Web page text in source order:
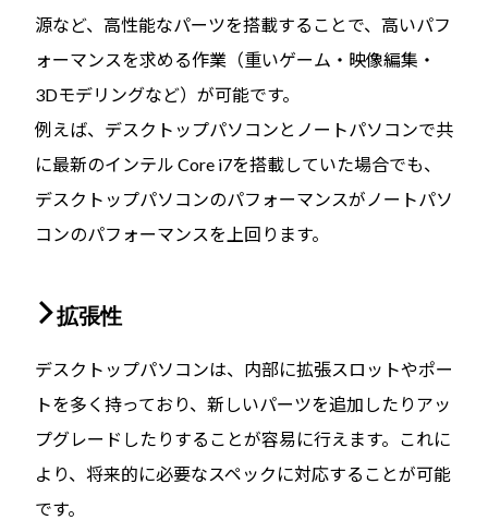
源など、高性能なパーツを搭載することで、高いパフ
ォーマンスを求める作業（重いゲーム・映像編集・
3Dモデリングなど）が可能です。
例えば、デスクトップパソコンとノートパソコンで共
に最新のインテル Core i7を搭載していた場合でも、
デスクトップパソコンのパフォーマンスがノートパソ
コンのパフォーマンスを上回ります。
拡張性
デスクトップパソコンは、内部に拡張スロットやポー
トを多く持っており、新しいパーツを追加したりアッ
プグレードしたりすることが容易に行えます。これに
より、将来的に必要なスペックに対応することが可能
です。